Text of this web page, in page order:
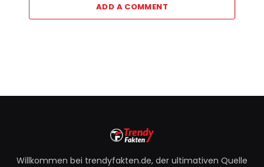
ADD A COMMENT
Willkommen bei trendyfakten.de, der ultimativen Quelle